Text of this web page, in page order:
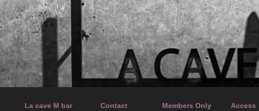
La cave M bar
Contact
Members Only
Access